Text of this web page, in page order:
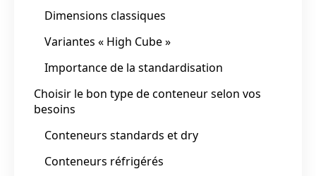
Dimensions classiques
Variantes « High Cube »
Importance de la standardisation
Choisir le bon type de conteneur selon vos
besoins
Conteneurs standards et dry
Conteneurs réfrigérés